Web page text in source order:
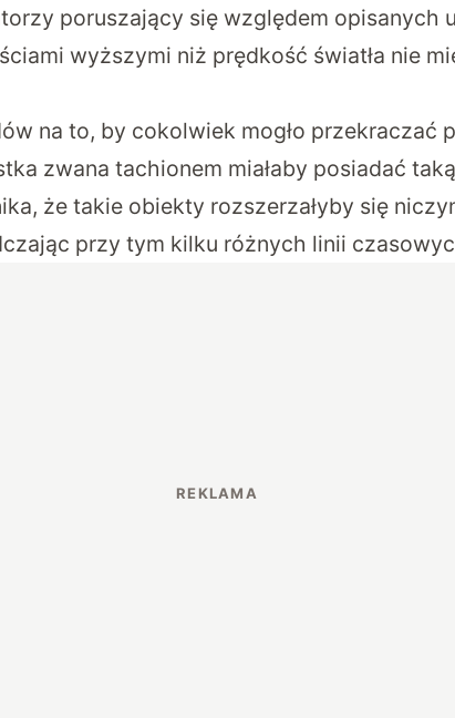
poruszający się względem opisanych
wyższymi niż prędkość światła nie
na to, by cokolwiek mogło przekraczać
zwana tachionem miałaby posiadać
że takie obiekty rozszerzałyby się
przy tym kilku różnych linii